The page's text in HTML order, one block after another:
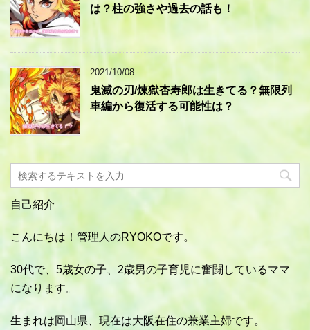
は？柱の強さや過去の話も！
2021/10/08
鬼滅の刃/煉獄杏寿郎は生きてる？無限列
車編から復活する可能性は？
自己紹介
こんにちは！管理人のRYOKOです。
30代で、5歳女の子、2歳男の子育児に奮闘しているママ
になります。
生まれは岡山県、現在は大阪在住の兼業主婦です。